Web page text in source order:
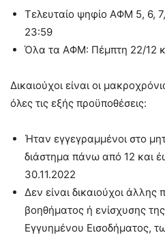
Τελευταίο ψηφίο ΑΦΜ 5, 6,
23:59
Όλα τα ΑΦΜ: Πέμπτη 22/12
Δικαιούχοι είναι οι
όλες τις εξής προϋποθέσεις:
Ήταν εγγεγραμμένοι στο
διάστημα πάνω από 12 και
30.11.2022
Δεν είναι δικαιούχοι άλλης
βοηθήματος ή ενίσχυσης
Εγγυημένου Εισοδήματος,